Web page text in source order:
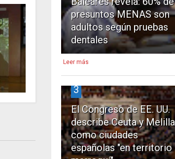
presuntos MENAS son
adultos según pruebas
dentales
Leer más
3
El Congreso de EE. UU.
describe Ceuta y Melilla
como ciudades
españolas "en territorio